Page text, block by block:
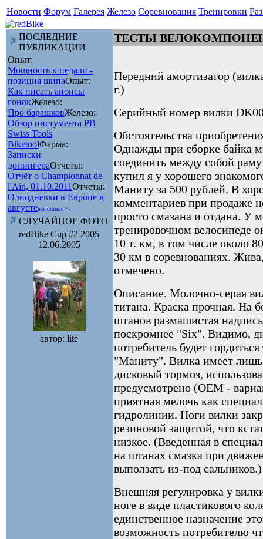
Новости Форум Галерея Железо Соревнования Тренировки
ПОСЛЕДНИЕ
ПУБЛИКАЦИИ
Опыт:
Мощность к педали -
позиция шипаОпыт:
Как писать анонсы
гонокЖелезо:
Про барашковЖелезо:
Обзор инстумента PB
Swiss Tools
BiketoolФарма:
Записки
допингераОтчеты:
Отчёт о Championnat de
l'Ain, 01.10.2011Отчеты:
Однодневки в Европе в
августевсе статьи >>
СЛУЧАЙНОЕ ФОТО
redBike Cup #2 2005
12.06.2005
автор: lite
ТЕСТЫ
Передний амортизатор
г.)
Серийный номер вилки
Обстоятельства
Однажды при сборке байка
соединить между собой
купил я у хорошего
Маниту за 500 рублей. В
комментариев при продаже
просто смазана и отдана. У
тренировочном велосипеде
10 т. км, в том числе около
30 км в соревнованиях.
отмечено.
Описание. Молочно-серая
титана. Краска прочная. На
штанов размашистая
поскромнее "Six". Видимо,
потребитель будет
"Маниту". Вилка имеет
дисковый тормоз,
предусмотрено (ОЕМ -
приятная мелочь как
гидролинии. Ноги вилки
резиновой защитой, что
низкое. (Введенная в
на штанах смазка при
выползать из-под сальников.)
Внешняя регулировка у
ноге в виде пластикового
единственное назначение
возможность потребителю